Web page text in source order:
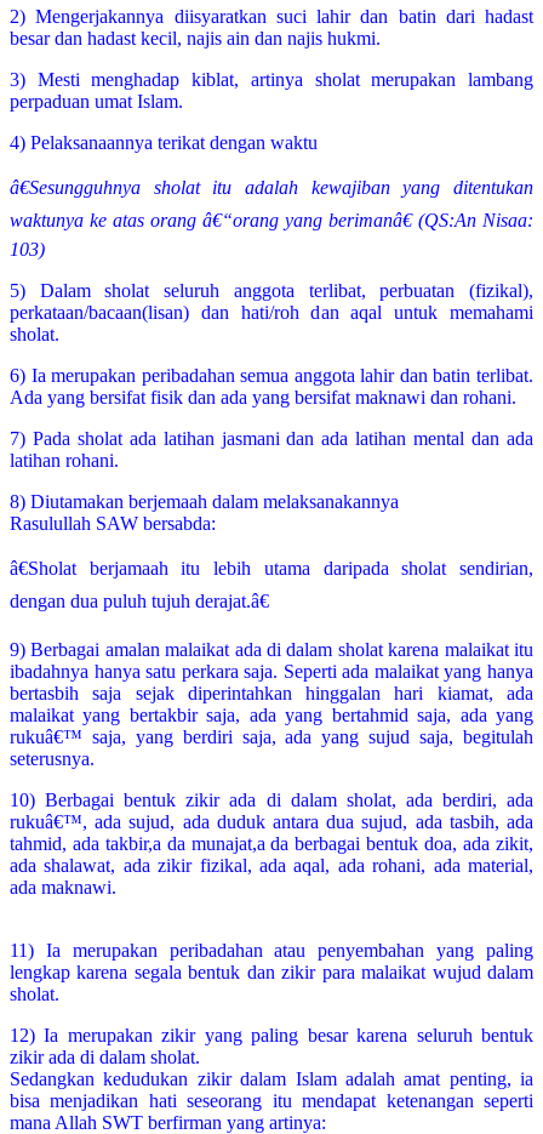
2) Mengerjakannya diisyaratkan suci lahir dan batin dari hadast
besar dan hadast kecil, najis ain dan najis hukmi.
3) Mesti menghadap kiblat, artinya sholat merupakan lambang
perpaduan umat Islam.
4) Pelaksanaannya terikat dengan waktu
â€Sesungguhnya sholat itu adalah kewajiban yang ditentukan
waktunya ke atas orang â€“orang yang berimanâ€ (QS:An Nisaa:
103)
5) Dalam sholat seluruh anggota terlibat, perbuatan (fizikal),
perkataan/bacaan(lisan) dan hati/roh dan aqal untuk memahami
sholat.
6) Ia merupakan peribadahan semua anggota lahir dan batin terlibat.
Ada yang bersifat fisik dan ada yang bersifat maknawi dan rohani.
7) Pada sholat ada latihan jasmani dan ada latihan mental dan ada
latihan rohani.
8) Diutamakan berjemaah dalam melaksanakannya
Rasulullah SAW bersabda:
â€Sholat berjamaah itu lebih utama daripada sholat sendirian,
dengan dua puluh tujuh derajat.â€
9) Berbagai amalan malaikat ada di dalam sholat karena malaikat itu
ibadahnya hanya satu perkara saja. Seperti ada malaikat yang hanya
bertasbih saja sejak diperintahkan hinggalan hari kiamat, ada
malaikat yang bertakbir saja, ada yang bertahmid saja, ada yang
rukuâ€™ saja, yang berdiri saja, ada yang sujud saja, begitulah
seterusnya.
10) Berbagai bentuk zikir ada di dalam sholat, ada berdiri, ada
rukuâ€™, ada sujud, ada duduk antara dua sujud, ada tasbih, ada
tahmid, ada takbir,a da munajat,a da berbagai bentuk doa, ada zikit,
ada shalawat, ada zikir fizikal, ada aqal, ada rohani, ada material,
ada maknawi.
11) Ia merupakan peribadahan atau penyembahan yang paling
lengkap karena segala bentuk dan zikir para malaikat wujud dalam
sholat.
12) Ia merupakan zikir yang paling besar karena seluruh bentuk
zikir ada di dalam sholat.
Sedangkan kedudukan zikir dalam Islam adalah amat penting, ia
bisa menjadikan hati seseorang itu mendapat ketenangan seperti
mana Allah SWT berfirman yang artinya: